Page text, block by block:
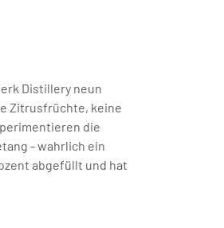
Distillery neun
Zitrusfrüchte, keine
die
- wahrlich ein
abgefüllt und hat